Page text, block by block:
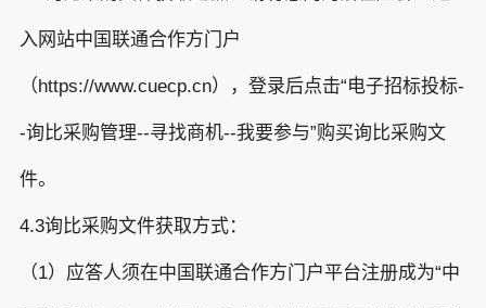
入网站中国联通合作方门户
（https://www.cuecp.cn），登录后点击“电子招标投标-
-询比采购管理--寻找商机--我要参与”购买询比采购文
件。
4.3询比采购文件获取方式：
（1）应答人须在中国联通合作方门户平台注册成为“中